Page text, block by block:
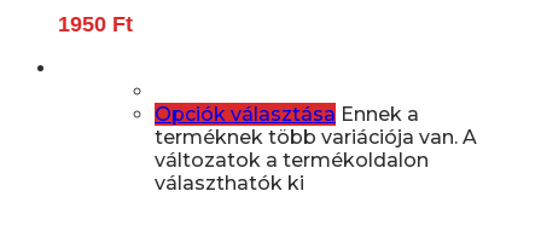
1950 Ft
Opciók választása Ennek a
terméknek több variációja van. A
változatok a termékoldalon
választhatók ki